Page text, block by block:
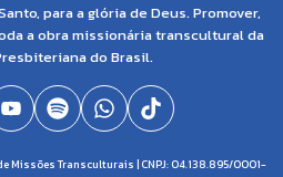
para a glória de Deus. Promover,
a obra missionária transcultural da
do Brasil.
Missões Transculturais | CNPJ: 04.138.895/0001-